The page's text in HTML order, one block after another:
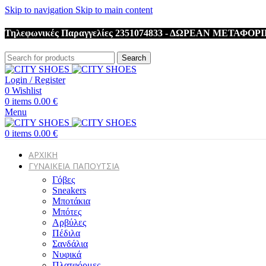
Skip to navigation Skip to main content
Τηλεφωνικές Παραγγελίες 2351074833 - ΔΩΡΕΑΝ
Search
Login / Register
0 Wishlist
0 items 0.00 €
Menu
0 items 0.00 €
ΑΡΧΙΚΗ
ΓΥΝΑΙΚΕΙΑ ΠΑΠΟΥΤΣΙΑ
Γόβες
Sneakers
Μποτάκια
Μπότες
Αρβύλες
Πέδιλα
Σανδάλια
Νυφικά